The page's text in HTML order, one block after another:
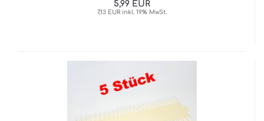
5,99 EUR
7,13 EUR inkl. 19% MwSt.